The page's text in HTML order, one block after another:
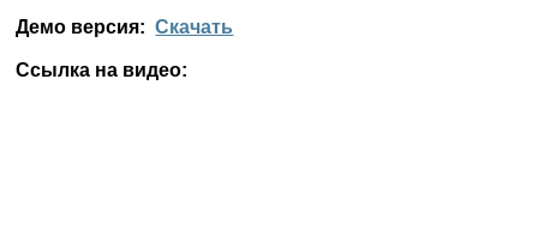
Демо версия:Скачать
Ссылка на видео: